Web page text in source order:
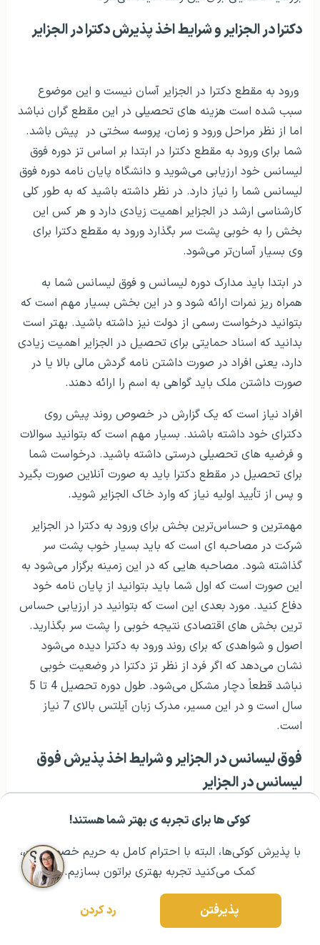
کوکی ها برای تجربه ی بهتر شما هستند!
با پذیرش کوکی‌ها، البته با احترام کامل به حریم خصوصیتون،
کمک می‌کنید تجربه بهتری براتون بسازیم.
پذیرفتن رد کردن
مشــاوره اولیه رایگان: ۰۲۱ ۴۳۰۰۰ ۰۲۱ رزرو مشاوره تخصصی
تحصیل پزشکی در الجزایر یعنی بتوانید در دروس زیست
شناسی رتبه و نمره اولیه خوبی داشته باشید. افراد باید بدانند
که بدون داشتن نمره خوب در درس زیست شناسی، امکان
ورود به رشته دکترا در الجزایر ضعیف خواهد بود. از یاد نبرید
که جریان های تحصیلی پزشکی در الجزایر به این صورت است
که اولاً باید در آزمون های پزشکی شرکت کنید و عملاً بدون
شرکت در آزمون شرایط تحصیل برای شما ممکن نخواهد بود.
دیپلم 12 ساله برای ورود به مقطع پزشکی در الجزایر بسیار
مهم است و افراد باید نامه پذیرش تحصیلی نیز داشته باشند.
از یاد نبرید که به طور کلی نمرات شما در دروس زیست شناسی
و همینطور فیزیک و شیمی اهمیت زیادی دارد و البته که دوره
های پیش نیاز اولیه در این زمینه برگزار می‌شود.
طول تحصیلی پزشکی 5 سال است و باید بتوانید در نهایت با
یک دوره کارآموزی مشخص مدرک پزشکی عمومی را ارزیابی
کنید. شما نیاز است که در آزمون های ورودی الجزایر شرکت
داشته باشید و باید بدانید که این آزمون‌ها بیشتر هدف آماده
سازی دارند.
باشد. در دانشگاه های دولتی الجزایر امکانات و آزمایشگاه های
مجهزی دیده می‌شود و افراد می‌توانند در داخل دانشگاه،
فضای عملی خوبی را مدنظر قرار دهند. از یاد نبرید که
وضعیت پزشکی در الجزایر به صورتی است که افراد بتوانند
اصول دروس تحصیلی دقیقی را مدنظر قرار دهند.
امکانات و آزمایشگاه های پزشکی در الجزایر بدون هزینه اضافی
هستند. آمادگی فرد برای ورود به تحصیل پزشکی اهمیت
زیادی دارد و باید شرایط تمکن مالی افراد نیز ارزیابی شود.
رتبه های علمی در زمینه کمک های مالی تاثیر دارد و شرایط
بورسیه تحصیلی برای این رشته دیده می‌شود
دکترا در الجزایر و شرایط اخذ پذیرش دکترا در الجزایر
سبب شده است هزینه های تحصیلی در این مقطع گران نباشد
اما از نظر مراحل ورود و زمان، پروسه سختی در پیش باشد.
شما برای ورود به مقطع دکترا در ابتدا بر اساس تز دوره فوق
لیسانس خود ارزیابی می‌شوید و دانشگاه پایان نامه دوره فوق
لیسانس شما را نیاز دارد. در نظر داشته باشید که به طور کلی
کارشناسی ارشد در الجزایر اهمیت زیادی دارد و هر کس این